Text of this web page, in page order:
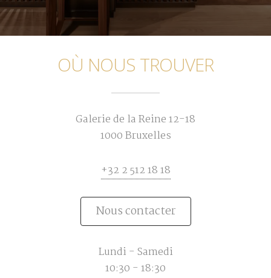
OÙ NOUS TROUVER
Galerie de la Reine 12-18
1000 Bruxelles
+32 2 512 18 18
Nous contacter
Lundi - Samedi
10:30 - 18:30